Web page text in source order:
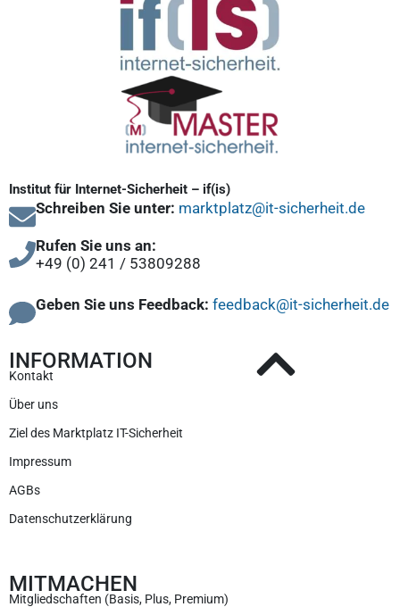
Institut für Internet-Sicherheit – if(is)
Schreiben Sie unter: marktplatz@it-sicherheit.de
Rufen Sie uns an:
+49 (0) 241 / 53809288
Geben Sie uns Feedback: feedback@it-sicherheit.de
INFORMATION
Kontakt
Über uns
Ziel des Marktplatz IT-Sicherheit
Impressum
AGBs
Datenschutzerklärung
MITMACHEN
Mitgliedschaften (Basis, Plus, Premium)